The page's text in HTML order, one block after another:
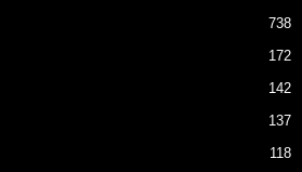
738
172
142
137
118